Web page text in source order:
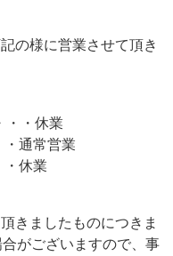
の様に営業させて頂き
・・休業
通常営業
・休業
きましたものにつきま
がございますので、事